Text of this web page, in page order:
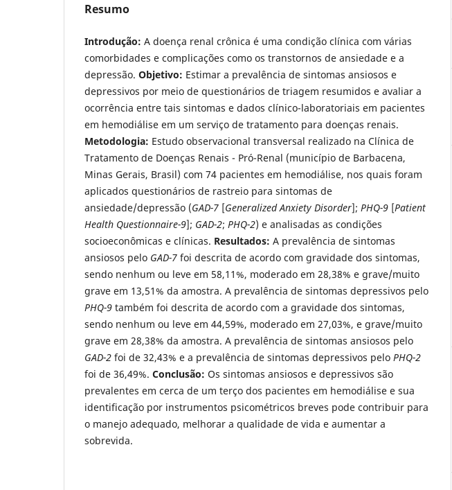
Resumo
Introdução: A doença renal crônica é uma condição clínica com várias
comorbidades e complicações como os transtornos de ansiedade e a
depressão. Objetivo: Estimar a prevalência de sintomas ansiosos e
depressivos por meio de questionários de triagem resumidos e avaliar a
ocorrência entre tais sintomas e dados clínico-laboratoriais em pacientes
em hemodiálise em um serviço de tratamento para doenças renais.
Metodologia: Estudo observacional transversal realizado na Clínica de
Tratamento de Doenças Renais - Pró-Renal (município de Barbacena,
Minas Gerais, Brasil) com 74 pacientes em hemodiálise, nos quais foram
aplicados questionários de rastreio para sintomas de
ansiedade/depressão (GAD-7 [Generalized Anxiety Disorder]; PHQ-9 [Patient
Health Questionnaire-9]; GAD-2; PHQ-2) e analisadas as condições
socioeconômicas e clínicas. Resultados: A prevalência de sintomas
ansiosos pelo GAD-7 foi descrita de acordo com gravidade dos sintomas,
sendo nenhum ou leve em 58,11%, moderado em 28,38% e grave/muito
grave em 13,51% da amostra. A prevalência de sintomas depressivos pelo
PHQ-9 também foi descrita de acordo com a gravidade dos sintomas,
sendo nenhum ou leve em 44,59%, moderado em 27,03%, e grave/muito
grave em 28,38% da amostra. A prevalência de sintomas ansiosos pelo
GAD-2 foi de 32,43% e a prevalência de sintomas depressivos pelo PHQ-2
foi de 36,49%. Conclusão: Os sintomas ansiosos e depressivos são
prevalentes em cerca de um terço dos pacientes em hemodiálise e sua
identificação por instrumentos psicométricos breves pode contribuir para
o manejo adequado, melhorar a qualidade de vida e aumentar a
sobrevida.